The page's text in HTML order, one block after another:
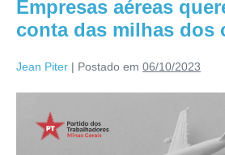
Empresas aéreas
conta das milhas dos
Jean Piter | Postado em 06/10/2023